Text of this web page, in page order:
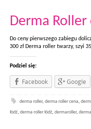
Derma
Do ceny pierwszego zabiegu
300 zł Derma roller twarzy, szyi
Podziel się:
Facebook Google
derma roller,derma roller cena,
łódź, derma roller łódź, dermaroller,